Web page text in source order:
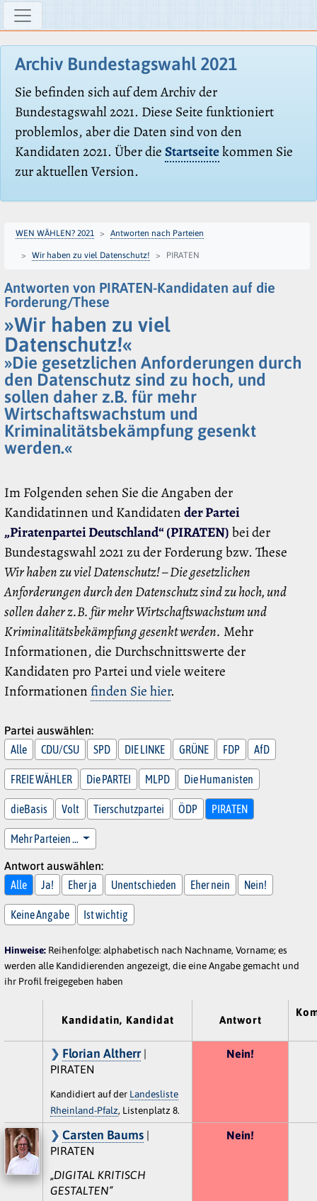
Archiv Bundestagswahl 2021
Sie befinden sich auf dem Archiv der
Bundestagswahl 2021. Diese Seite funktioniert
problemlos, aber die Daten sind von den
Kandidaten 2021. Über dieStartseitekommen Sie
zur aktuellen Version.
WEN WÄHLEN? 2021 Antworten nach Parteien
Wir haben zu viel Datenschutz! PIRATEN
Antworten von PIRATEN-Kandidaten auf die
Forderung/These
»Wir haben zu viel
Datenschutz!«
»Die gesetzlichen Anforderungen durch
den Datenschutz sind zu hoch, und
sollen daher z.B. für mehr
Wirtschaftswachstum und
Kriminalitätsbekämpfung gesenkt
werden.«
Im Folgenden sehen Sie die Angaben der
Kandidatinnen und Kandidatender Partei
„Piratenpartei Deutschland“ (PIRATEN)bei der
Bundestagswahl 2021 zu der Forderung bzw. These
Wir haben zu viel Datenschutz! – Die gesetzlichen
Anforderungen durch den Datenschutz sind zu hoch, und
sollen daher z.B. für mehr Wirtschaftswachstum und
Kriminalitätsbekämpfung gesenkt werden. Mehr
Informationen, die Durchschnittswerte der
Kandidaten pro Partei und viele weitere
Informationen finden Sie hier.
Partei auswählen:
Alle
CDU/CSU SPD DIE LINKE GRÜNE FDP AfD
FREIE WÄHLER Die PARTEI MLPD Die Humanisten
dieBasis Volt Tierschutzpartei ÖDP PIRATEN
Mehr Parteien …
Antwort auswählen:
Alle
Ja! Eher ja Unentschieden Eher nein Nein!
Keine Angabe Ist wichtig
Hinweise: Reihenfolge: alphabetisch nach Nachname, Vorname; es
werden alle Kandidierenden angezeigt, die eine Angabe gemacht und
ihr Profil freigegeben haben
Kandidatin, Kandidat Antwort
Florian Altherr|
PIRATEN
Kandidiert auf der Landesliste
Rheinland-Pfalz, Listenplatz 8.
Nein!
Carsten Baums|
PIRATEN
„DIGITAL KRITISCH
GESTALTEN“
Nein!